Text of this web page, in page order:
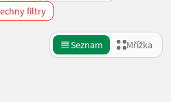
filtry
Seznam Mřížka